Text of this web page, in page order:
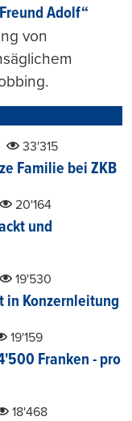
Adolf“
von
33'315
Familie bei ZKB
20'164
und
19'530
in Konzernleitung
19'159
Franken - pro
18'468